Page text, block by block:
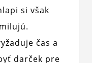
si však
čas a
darček pre